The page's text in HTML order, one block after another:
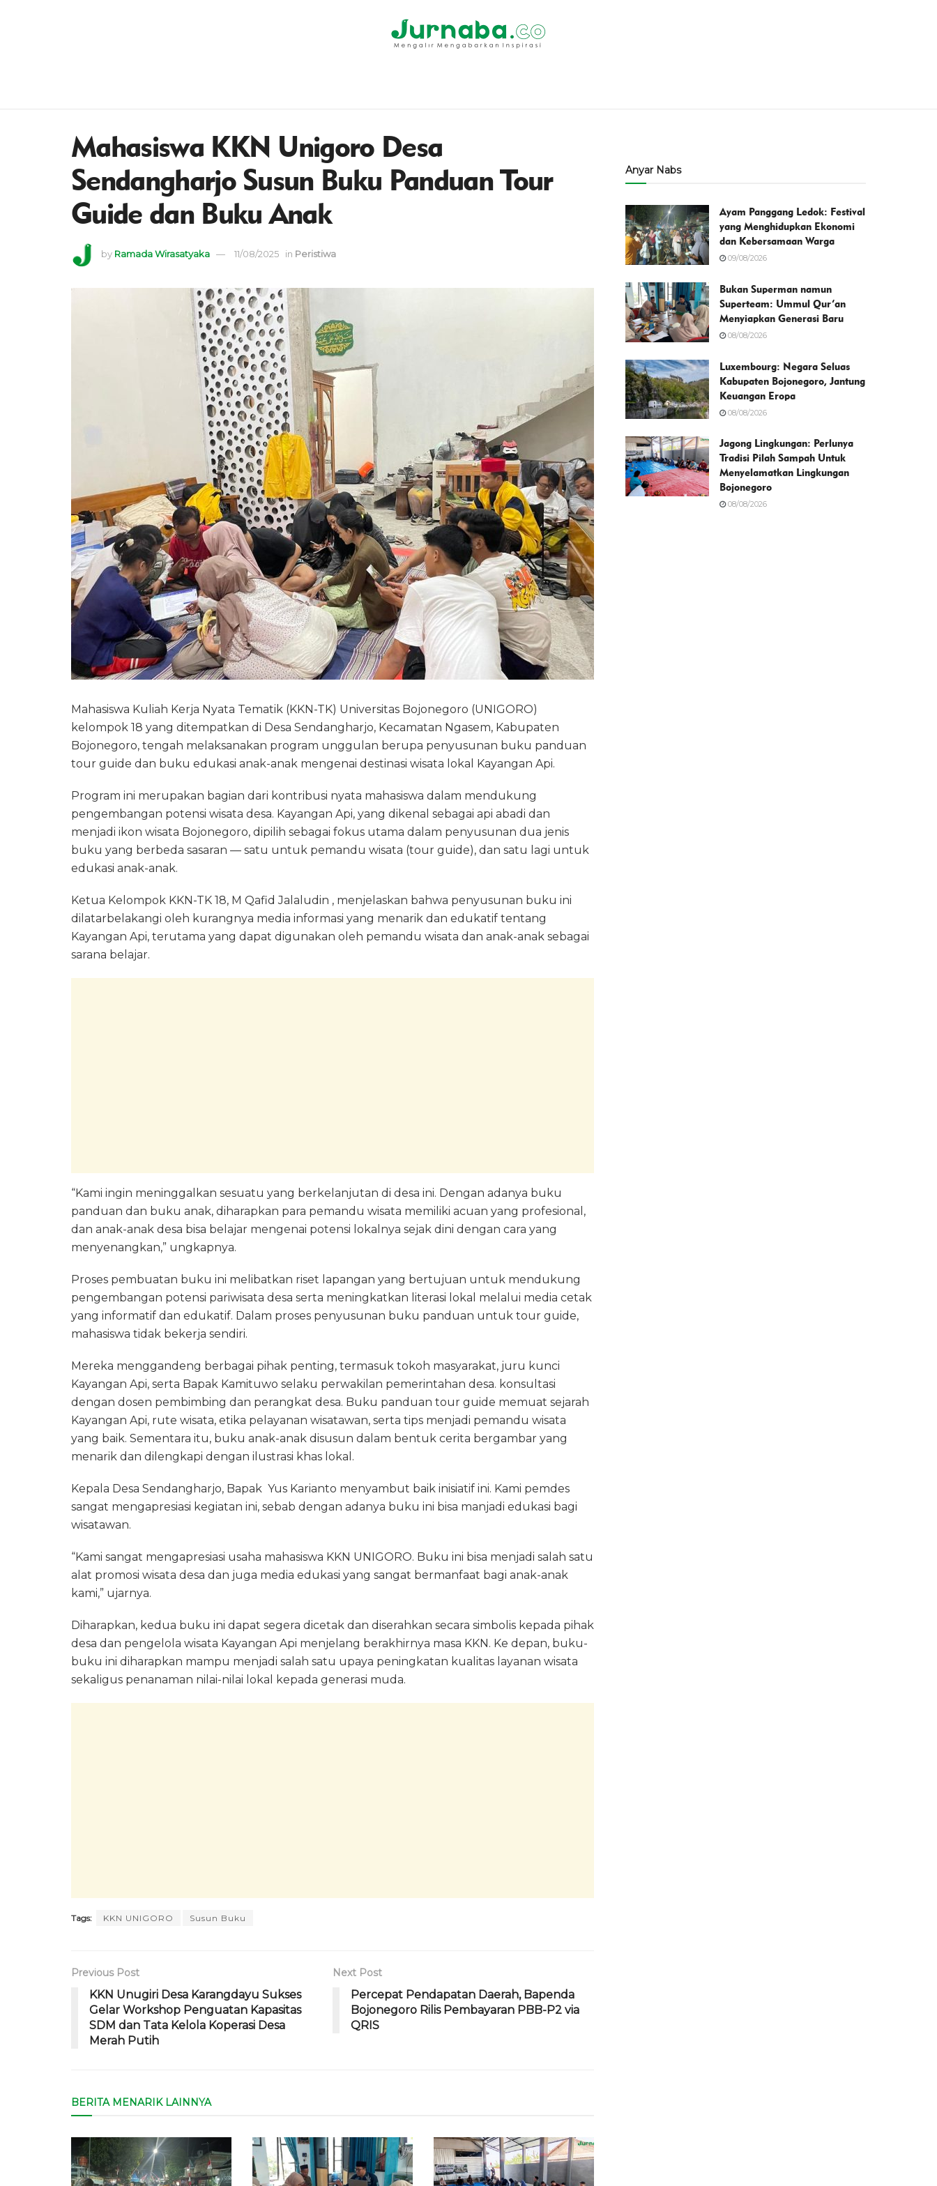
Mahasiswa KKN Unigoro Desa
Sendangharjo Susun Buku Panduan Tour
Guide dan Buku Anak
by Ramada Wirasatyaka 11/08/2025 in Peristiwa
Mahasiswa Kuliah Kerja Nyata Tematik (KKN-TK) Universitas Bojonegoro (UNIGORO)
kelompok 18 yang ditempatkan di Desa Sendangharjo, Kecamatan Ngasem, Kabupaten
Bojonegoro, tengah melaksanakan program unggulan berupa penyusunan buku panduan
tour guide dan buku edukasi anak-anak mengenai destinasi wisata lokal Kayangan Api.
Program ini merupakan bagian dari kontribusi nyata mahasiswa dalam mendukung
pengembangan potensi wisata desa. Kayangan Api, yang dikenal sebagai api abadi dan
menjadi ikon wisata Bojonegoro, dipilih sebagai fokus utama dalam penyusunan dua jenis
buku yang berbeda sasaran — satu untuk pemandu wisata (tour guide), dan satu lagi untuk
edukasi anak-anak.
Ketua Kelompok KKN-TK 18, M Qafid Jalaludin , menjelaskan bahwa penyusunan buku ini
dilatarbelakangi oleh kurangnya media informasi yang menarik dan edukatif tentang
Kayangan Api, terutama yang dapat digunakan oleh pemandu wisata dan anak-anak sebagai
sarana belajar.
“Kami ingin meninggalkan sesuatu yang berkelanjutan di desa ini. Dengan adanya buku
panduan dan buku anak, diharapkan para pemandu wisata memiliki acuan yang profesional,
dan anak-anak desa bisa belajar mengenai potensi lokalnya sejak dini dengan cara yang
menyenangkan,” ungkapnya.
Proses pembuatan buku ini melibatkan riset lapangan yang bertujuan untuk mendukung
pengembangan potensi pariwisata desa serta meningkatkan literasi lokal melalui media cetak
yang informatif dan edukatif. Dalam proses penyusunan buku panduan untuk tour guide,
mahasiswa tidak bekerja sendiri.
Mereka menggandeng berbagai pihak penting, termasuk tokoh masyarakat, juru kunci
Kayangan Api, serta Bapak Kamituwo selaku perwakilan pemerintahan desa. konsultasi
dengan dosen pembimbing dan perangkat desa. Buku panduan tour guide memuat sejarah
Kayangan Api, rute wisata, etika pelayanan wisatawan, serta tips menjadi pemandu wisata
yang baik. Sementara itu, buku anak-anak disusun dalam bentuk cerita bergambar yang
menarik dan dilengkapi dengan ilustrasi khas lokal.
Kepala Desa Sendangharjo, Bapak Yus Karianto menyambut baik inisiatif ini. Kami pemdes
sangat mengapresiasi kegiatan ini, sebab dengan adanya buku ini bisa manjadi edukasi bagi
wisatawan.
“Kami sangat mengapresiasi usaha mahasiswa KKN UNIGORO. Buku ini bisa menjadi salah satu
alat promosi wisata desa dan juga media edukasi yang sangat bermanfaat bagi anak-anak
kami,” ujarnya.
Diharapkan, kedua buku ini dapat segera dicetak dan diserahkan secara simbolis kepada pihak
desa dan pengelola wisata Kayangan Api menjelang berakhirnya masa KKN. Ke depan, buku-
buku ini diharapkan mampu menjadi salah satu upaya peningkatan kualitas layanan wisata
sekaligus penanaman nilai-nilai lokal kepada generasi muda.
Tags: KKN UNIGORO Susun Buku
Previous Post
KKN Unugiri Desa Karangdayu Sukses
Gelar Workshop Penguatan Kapasitas
SDM dan Tata Kelola Koperasi Desa
Merah Putih
Next Post
‎Percepat Pendapatan Daerah, Bapenda
Bojonegoro Rilis Pembayaran PBB-P2 via
QRIS
BERITA MENARIK LAINNYA
Anyar Nabs
Ayam Panggang Ledok: Festival
yang Menghidupkan Ekonomi
dan Kebersamaan Warga
09/08/2026
Bukan Superman namun
Superteam: Ummul Qur’an
Menyiapkan Generasi Baru
08/08/2026
Luxembourg: Negara Seluas
Kabupaten Bojonegoro, Jantung
Keuangan Eropa
08/08/2026
Jagong Lingkungan: Perlunya
Tradisi Pilah Sampah Untuk
Menyelamatkan Lingkungan
Bojonegoro
08/08/2026